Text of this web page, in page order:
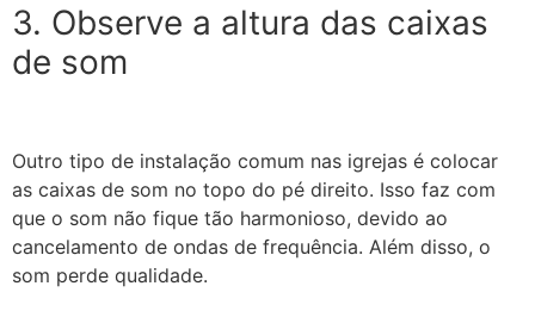
3. Observe a altura das caixas
de som
Outro tipo de instalação comum nas igrejas é colocar
as caixas de som no topo do pé direito. Isso faz com
que o som não fique tão harmonioso, devido ao
cancelamento de ondas de frequência. Além disso, o
som perde qualidade.